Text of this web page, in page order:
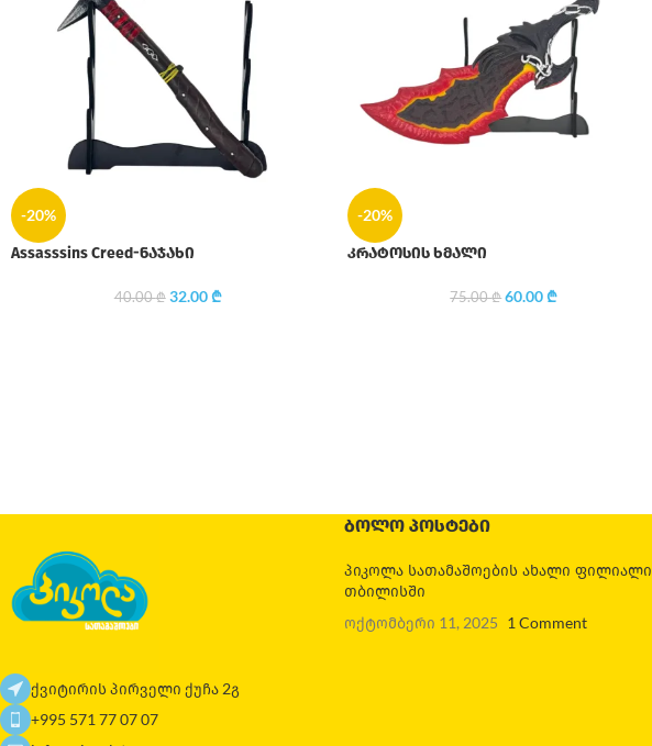
-20%
Assasssins Creed-ნაჯახი
40.00₾ 32.00₾
-20%
კრატოსის ხმალი
75.00₾ 60.00₾
ქვიტირის პირველი ქუჩა 2გ
+995 571 77 07 07
ᲑᲝᲚᲝ ᲞᲝᲡᲢᲔᲑᲘ
პიკოლა სათამაშოების ახალი ფილიალი
თბილისში
ოქტომბერი 11, 2025 1 Comment